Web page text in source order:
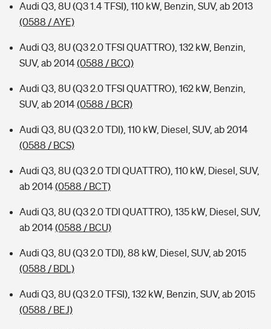
Audi Q3, 8U (Q3 1.4 TFSI), 110 kW, Benzin, SUV, ab 2013
(0588 / AYE)
Audi Q3, 8U (Q3 2.0 TFSI QUATTRO), 132 kW, Benzin,
SUV, ab 2014(0588 / BCQ)
Audi Q3, 8U (Q3 2.0 TFSI QUATTRO), 162 kW, Benzin,
SUV, ab 2014(0588 / BCR)
Audi Q3, 8U (Q3 2.0 TDI), 110 kW, Diesel, SUV, ab 2014
(0588 / BCS)
Audi Q3, 8U (Q3 2.0 TDI QUATTRO), 110 kW, Diesel, SUV,
ab 2014(0588 / BCT)
Audi Q3, 8U (Q3 2.0 TDI QUATTRO), 135 kW, Diesel, SUV,
ab 2014(0588 / BCU)
Audi Q3, 8U (Q3 2.0 TDI), 88 kW, Diesel, SUV, ab 2015
(0588 / BDL)
Audi Q3, 8U (Q3 2.0 TFSI), 132 kW, Benzin, SUV, ab 2015
(0588 / BEJ)